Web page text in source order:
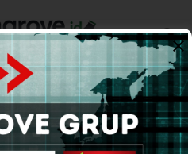
& Bisnis Info Tanah Papua
by